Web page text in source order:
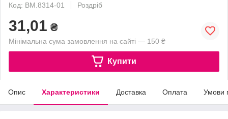
Код: BM.8314-01
Роздріб
31,01 ₴
Мінімальна сума замовлення на сайті — 150 ₴
Купити
Опис Характеристики Доставка Оплата Умови